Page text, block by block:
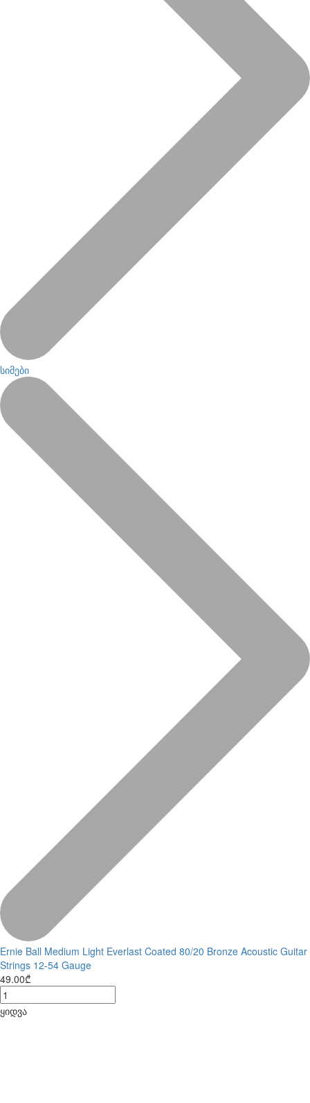
სიმები
Ernie Ball Medium Light Everlast Coated 80/20 Bronze Acoustic Guitar
Strings 12-54 Gauge
49.00₾
ყიდვა